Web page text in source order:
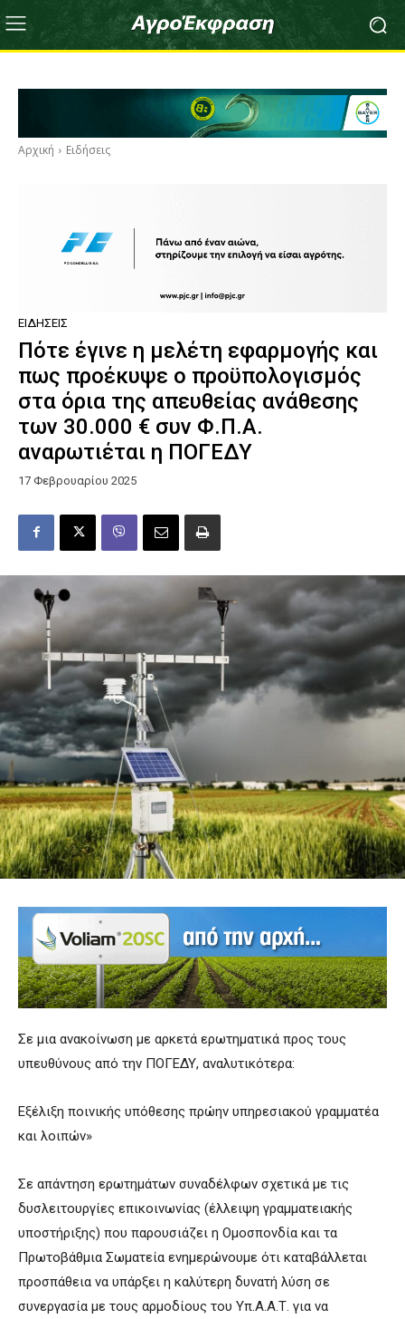
Αρχική Ειδήσεις
ΕΙΔΉΣΕΙΣ
Πότε έγινε η μελέτη εφαρμογής και
πως προέκυψε ο προϋπολογισμός
στα όρια της απευθείας ανάθεσης
των 30.000 € συν Φ.Π.Α.
αναρωτιέται η ΠΟΓΕΔΥ
17 Φεβρουαρίου 2025
Σε μια ανακοίνωση με αρκετά ερωτηματικά προς τους
υπευθύνους από την ΠΟΓΕΔΥ, αναλυτικότερα:
Εξέλιξη ποινικής υπόθεσης πρώην υπηρεσιακού γραμματέα
και λοιπών»
Σε απάντηση ερωτημάτων συναδέλφων σχετικά με τις
δυσλειτουργίες επικοινωνίας (έλλειψη γραμματειακής
υποστήριξης) που παρουσιάζει η Ομοσπονδία και τα
Πρωτοβάθμια Σωματεία ενημερώνουμε ότι καταβάλλεται
προσπάθεια να υπάρξει η καλύτερη δυνατή λύση σε
συνεργασία με τους αρμοδίους του Υπ.Α.Α.Τ. για να